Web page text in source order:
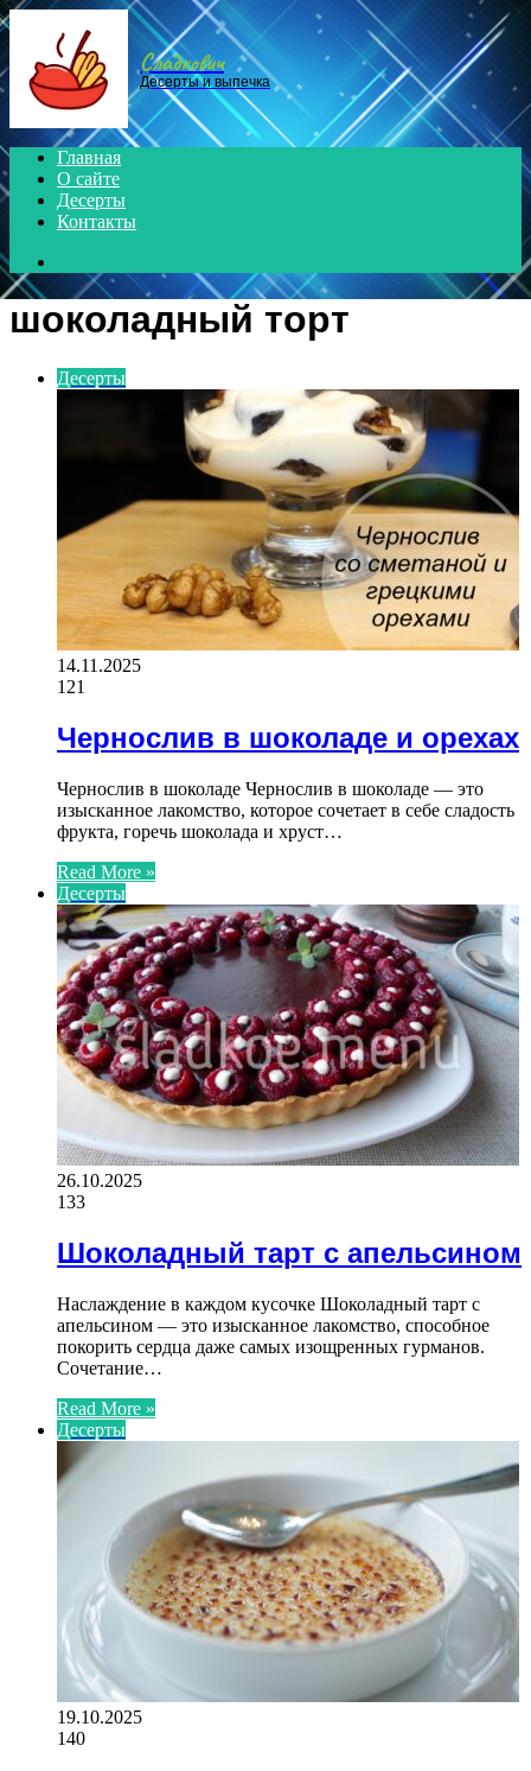
Menu
Сладкович
Десерты и выпечка
Главная
О сайте
Десерты
Контакты
шоколадный торт
Десерты
14.11.2025
121
Чернослив в шоколаде и орехах
Чернослив в шоколаде Чернослив в шоколаде — это
изысканное лакомство, которое сочетает в себе сладость
фрукта, горечь шоколада и хруст…
Read More »
Десерты
26.10.2025
133
Шоколадный тарт с апельсином
Наслаждение в каждом кусочке Шоколадный тарт с
апельсином — это изысканное лакомство, способное
покорить сердца даже самых изощренных гурманов.
Сочетание…
Read More »
Десерты
19.10.2025
140